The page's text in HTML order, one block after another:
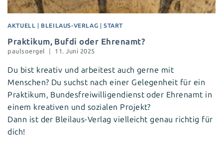
AKTUELL BLEILAUS-VERLAG |START
Praktikum, Bufdi oder Ehrenamt?
paulsoergel 11. Juni 2025
Du bist kreativ und arbeitest auch gerne mit
Menschen? Du suchst nach einer Gelegenheit für ein
Praktikum, Bundesfreiwilligendienst oder Ehrenamt in
einem kreativen und sozialen Projekt?
Dann ist der Bleilaus-Verlag vielleicht genau richtig für
dich!